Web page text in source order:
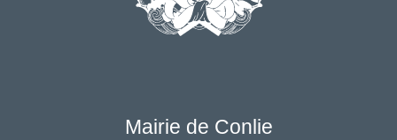
Mairie de Conlie